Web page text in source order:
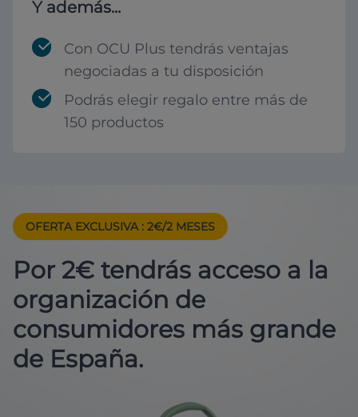
Y además...
Con OCU Plus tendrás ventajas
negociadas a tu disposición
Podrás elegir regalo entre más de
150 productos
OFERTA EXCLUSIVA : 2€/2 MESES
Por 2€ tendrás acceso a la
organización de
consumidores más grande
de España.